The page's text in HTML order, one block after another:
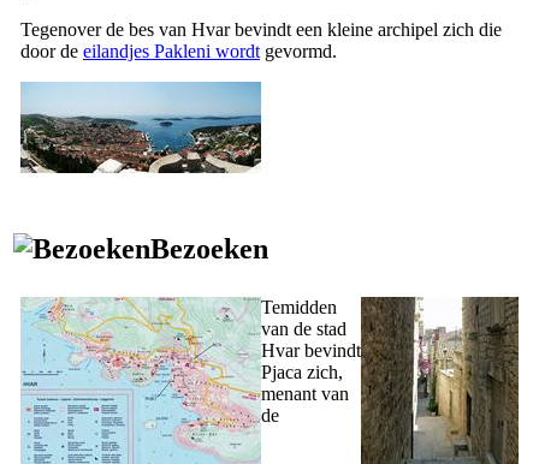
Tegenover de bes van Hvar bevindt een kleine archipel zich die
door de eilandjes Pakleni wordt gevormd.
Bezoeken
Temidden
van de stad
Hvar bevindt
Pjaca zich,
menant van
de